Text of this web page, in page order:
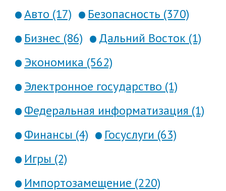
Авто (17)
Безопасность (370)
Бизнес (86)
Дальний Восток (1)
Экономика (562)
Электронное государство (1)
Федеральная информатизация (1)
Финансы (4)
Госуслуги (63)
Игры (2)
Импортозамещение (220)